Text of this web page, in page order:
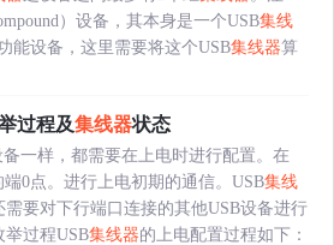
）设备，其本身是一个USB集线
能设备，这里需要将这个USB集线器算
过程及集线器状态
一样，都需要在上电时进行配置。在
0点。进行上电初期的通信。USB集线
需要对下行端口连接的其他USB设备进行
举过程USB集线器的上电配置过程如下：